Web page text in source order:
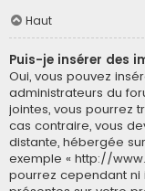
Haut
Puis-je insérer des
Oui, vous pouvez
administrateurs du
jointes, vous pourrez
cas contraire, vous
distante, hébergée
exemple « http://
pourrez cependant